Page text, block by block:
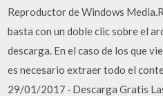
Reproductor de Windows
basta con un doble clic sobre el
descarga. En el caso de los que
es necesario extraer todo el
29/01/2017 · Descarga Gratis